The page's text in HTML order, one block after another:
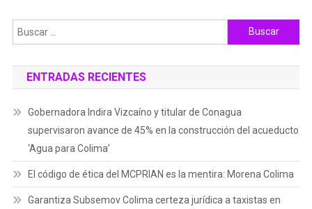
Buscar:
ENTRADAS RECIENTES
Gobernadora Indira Vizcaíno y titular de Conagua
supervisaron avance de 45% en la construcción del acueducto
‘Agua para Colima’
El código de ética del MCPRIAN es la mentira: Morena Colima
Garantiza Subsemov Colima certeza jurídica a taxistas en